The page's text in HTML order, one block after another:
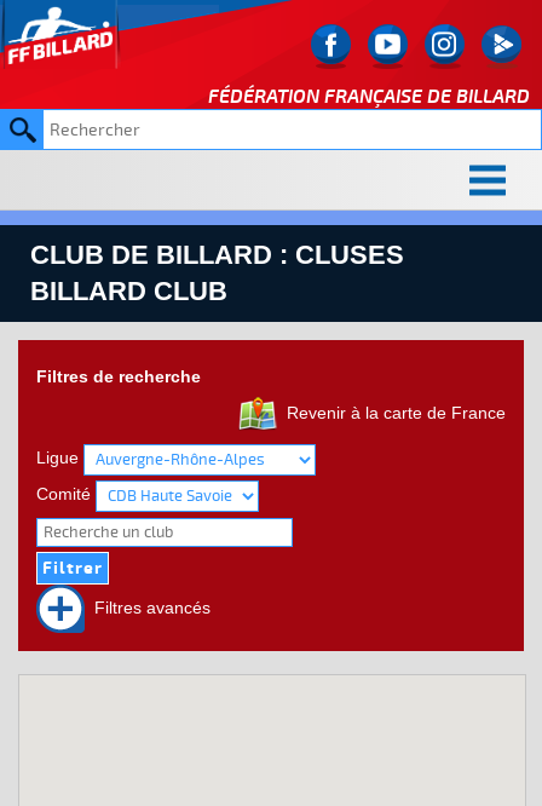
FÉDÉRATION FRANÇAISE DE BILLARD
CLUB DE BILLARD : CLUSES
BILLARD CLUB
Filtres de recherche
Revenir à la carte de France
Ligue
Comité
Filtres avancés